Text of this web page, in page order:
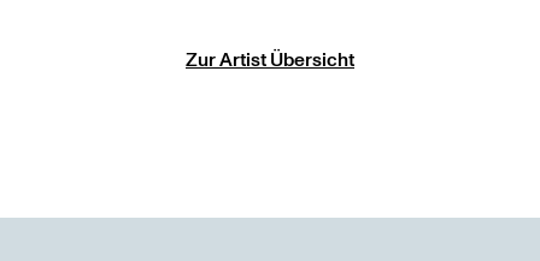
Zur Artist Übersicht